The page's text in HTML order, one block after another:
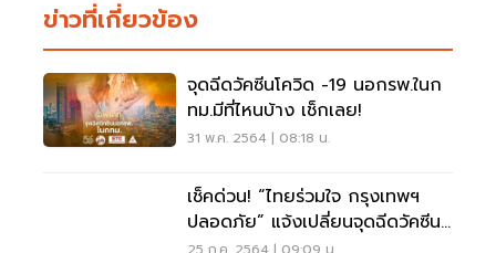
ข่าวที่เกี่ยวข้อง
จุดฉีดวัคซีนโควิด -19 นอกรพ.ในก
ทม.มีที่ไหนบ้าง เช็กเลย!
31 พ.ค. 2564 | 08:18 น.
เช็คด่วน! “ไทยร่วมใจ กรุงเทพฯ
ปลอดภัย” แจ้งเปลี่ยนจุดฉีดวัคซีน